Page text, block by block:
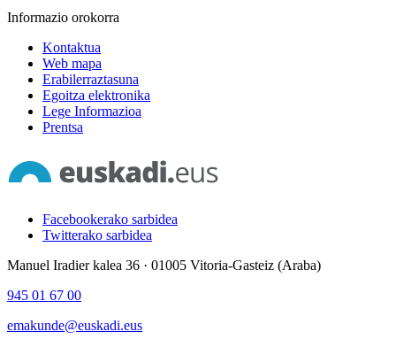
Informazio orokorra
Kontaktua
Web mapa
Erabilerraztasuna
Egoitza elektronika
Lege Informazioa
Prentsa
Facebookerako sarbidea
Twitterako sarbidea
Manuel Iradier kalea 36 · 01005 Vitoria-Gasteiz (Araba)
945 01 67 00
emakunde@euskadi.eus